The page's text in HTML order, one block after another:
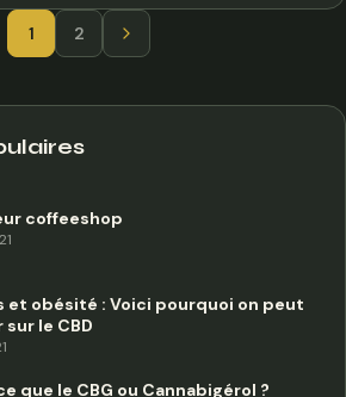
1 2
Page
coffeeshop
et obésité : Voici pourquoi on peut
le CBD
que le CBG ou Cannabigérol ?